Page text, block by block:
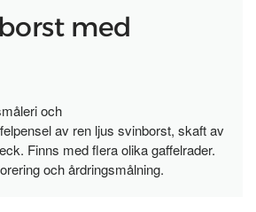
med
och
av ren ljus svinborst, skaft av
Finns med flera olika gaffelrader.
och årdringsmålning.